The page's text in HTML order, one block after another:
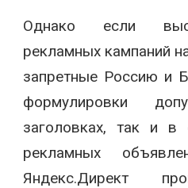
Однако если
рекламных кампаний
запретные Россию и
формулировки
заголовках, так и в
рекламных
Яндекс.Директ